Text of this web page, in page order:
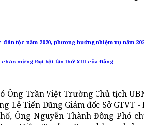
tộc năm 2020, phương hướng nhiệm vụ năm
chào mừng Đại hội lần thứ XIII của Đảng
Ông Trần Việt Trường Chủ tịch
Lê Tiến Dũng Giám đốc Sở
Ông Nguyễn Thành Đông Phó